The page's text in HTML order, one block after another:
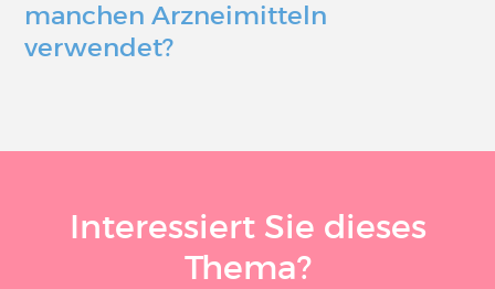
manchen Arzneimitteln
verwendet?
Interessiert Sie dieses
Thema?